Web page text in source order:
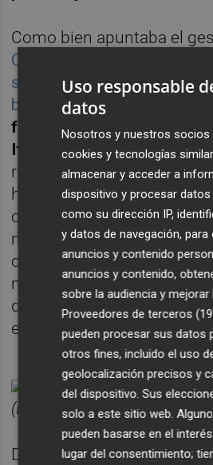
Como bien apuntaba el
CZOO anunció el pasado 9
se iba a centrar en su
británicas,cerrando las
fuera como en Alemania,
Italia
. "Dado nuestro
rentabilidad a finales del
hemos tomado la difícil
centrarnos únicamente en
mercado de coches
con un valor anual de más
millones de libras
de unos 116.000 millones
explicaba el propio
Pincharaquípara ver el
(Fuente: YahooFinance)
Desde aquel 9 de
Uso responsable
datos
Nosotros y nuestros socios
cookies y tecnologías
almacenar y acceder a
dispositivo y procesar datos
como su dirección IP,
y datos de navegación,
anuncios y contenido
anuncios y contenido,
sobre la audiencia y mejorar
Proveedores de terceros
pueden procesar sus datos
otros fines, incluido el uso
geolocalización precisos y
del dispositivo. Sus
solo a este sitio web.
pueden basarse en el
lugar del consentimiento;